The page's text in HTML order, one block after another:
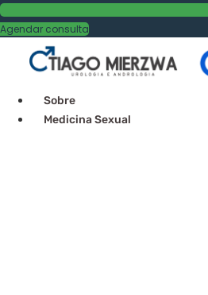
Agendar consulta
Sobre
Medicina Sexual